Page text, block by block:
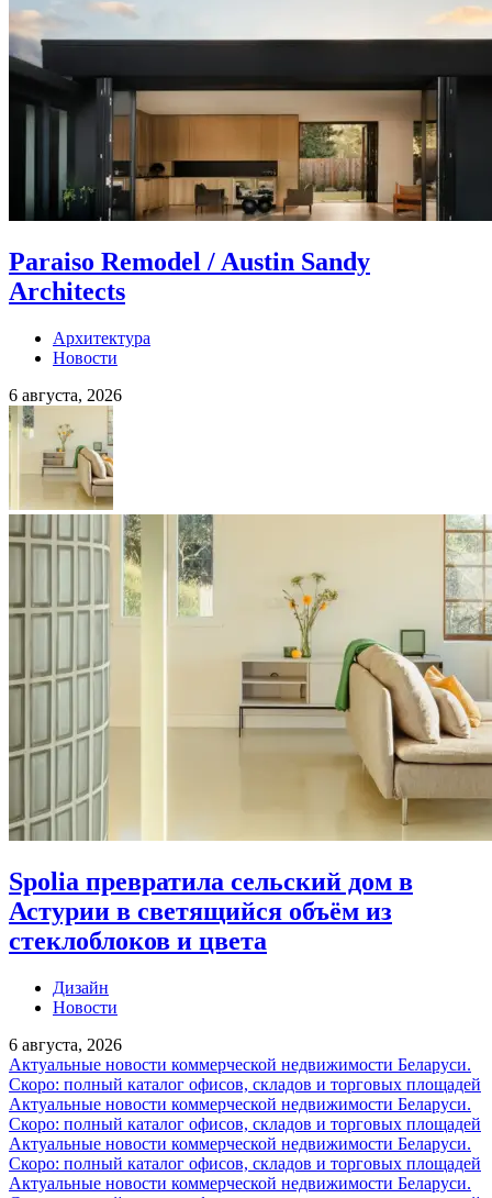
Paraiso Remodel / Austin Sandy
Architects
Архитектура
Новости
6 августа, 2026
Spolia превратила сельский дом в
Астурии в светящийся объём из
стеклоблоков и цвета
Дизайн
Новости
6 августа, 2026
Актуальные новости коммерческой недвижимости Беларуси.
Скоро: полный каталог офисов, складов и торговых площадей
Актуальные новости коммерческой недвижимости Беларуси.
Скоро: полный каталог офисов, складов и торговых площадей
Актуальные новости коммерческой недвижимости Беларуси.
Скоро: полный каталог офисов, складов и торговых площадей
Актуальные новости коммерческой недвижимости Беларуси.